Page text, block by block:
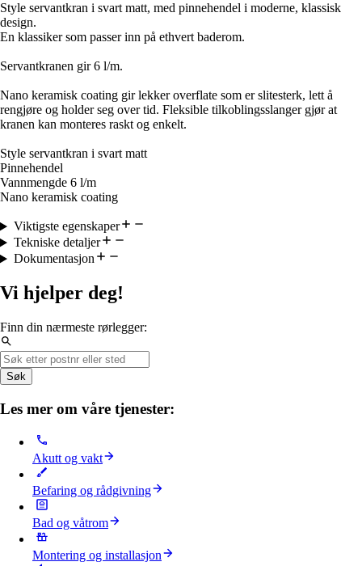
Style servantkran i svart matt, med pinnehendel i moderne, klassisk
design.
En klassiker som passer inn på ethvert baderom.
Servantkranen gir 6 l/m.
Nano keramisk coating gir lekker overflate som er slitesterk, lett å
rengjøre og holder seg over tid. Fleksible tilkoblingsslanger gjør at
kranen kan monteres raskt og enkelt.
Style servantkran i svart matt
Pinnehendel
Vannmengde 6 l/m
Nano keramisk coating
Viktigste egenskaper
Tekniske detaljer
Dokumentasjon
Vi hjelper deg!
Finn din nærmeste rørlegger:
Søk
Les mer om våre tjenester:
Akutt og vakt
Befaring og rådgivning
Bad og våtrom
Montering og installasjon